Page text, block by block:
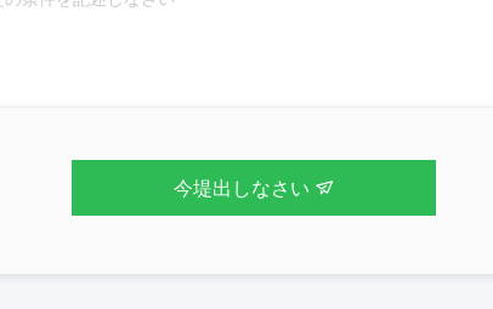
今堤出しなさい